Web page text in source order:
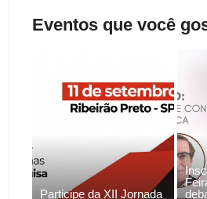
Eventos que você
Participe da XII Jornada